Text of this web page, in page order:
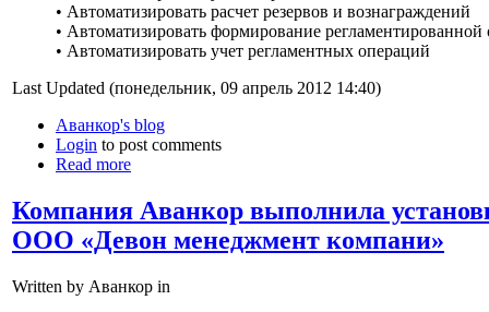
• Автоматизировать расчет резервов и вознаграждений
• Автоматизировать формирование регламентированной
• Автоматизировать учет регламентных операций
Last Updated (понедельник, 09 апрель 2012 14:40)
Аванкор's blog
Login to post comments
Read more
Компания Аванкор выполнила
ООО «Девон менеджмент компани»
Written by Аванкор in